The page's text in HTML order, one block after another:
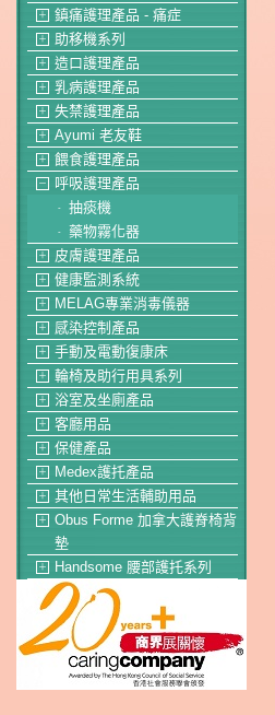
＋ 鎮痛護理產品 - 痛症
＋ 助移機系列
＋ 造口護理產品
＋ 乳病護理產品
＋ 失禁護理產品
＋ Ayumi 老友鞋
＋ 餵食護理產品
－ 呼吸護理產品
- 抽痰機
- 藥物霧化器
＋ 皮膚護理產品
＋ 健康監測系統
＋ MELAG專業消毒儀器
＋ 感染控制產品
＋ 手動及電動復康床
＋ 輪椅及助行用具系列
＋ 浴室及坐廁產品
＋ 客廳用品
＋ 保健產品
＋ Medex護托產品
＋ 其他日常生活輔助用品
＋
Obus Forme 加拿大護脊椅背
墊
＋ Handsome 腰部護托系列